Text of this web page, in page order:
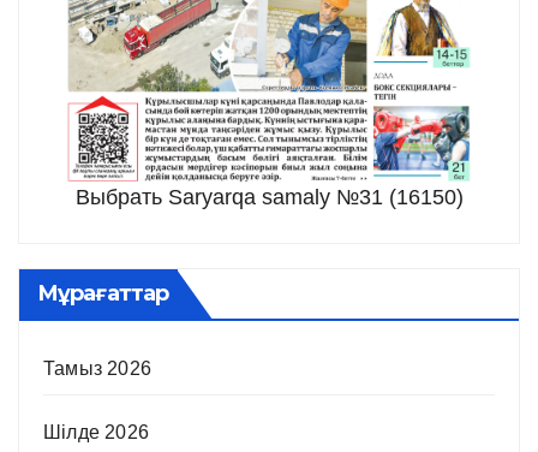
Выбрать Saryarqa samaly №31 (16150)
Мұрағаттар
Тамыз 2026
Шілде 2026